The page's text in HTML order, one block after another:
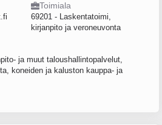
Toimiala
69201 - Laskentatoimi,
kirjanpito ja veroneuvonta
ja muut taloushallintopalvelut,
koneiden ja kaluston kauppa- ja